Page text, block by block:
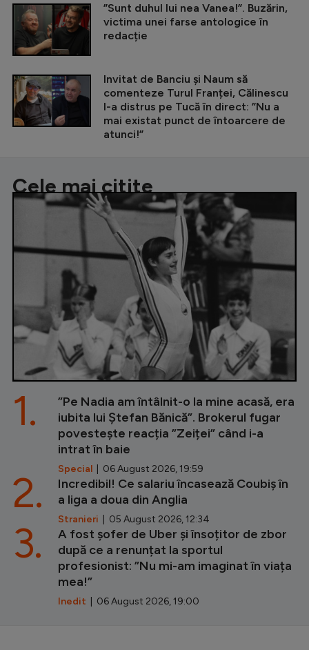
”Sunt duhul lui nea Vanea!”. Buzărin,
victima unei farse antologice în
redacție
Invitat de Banciu și Naum să
comenteze Turul Franței, Călinescu
l-a distrus pe Tucă în direct: ”Nu a
mai existat punct de întoarcere de
atunci!”
Cele mai citite
”Pe Nadia am întâlnit-o la mine acasă, era
iubita lui Ștefan Bănică”. Brokerul fugar
povestește reacția ”Zeiței” când i-a
intrat în baie
Special | 06 August 2026, 19:59
1.
Incredibil! Ce salariu încasează Coubiș în
a liga a doua din Anglia
Stranieri | 05 August 2026, 12:34
2.
A fost șofer de Uber și însoțitor de zbor
după ce a renunțat la sportul
profesionist: ”Nu mi-am imaginat în viața
mea!”
Inedit | 06 August 2026, 19:00
3.